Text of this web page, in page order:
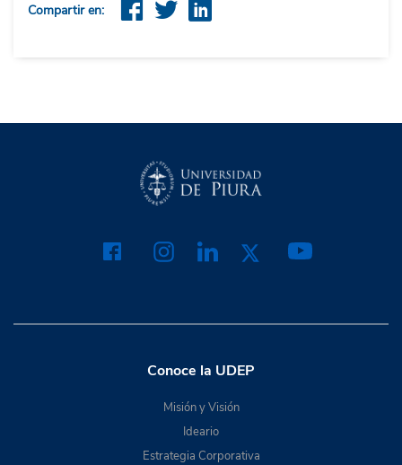
Compartir en:
Conoce la UDEP
Misión y Visión
Ideario
Estrategia Corporativa